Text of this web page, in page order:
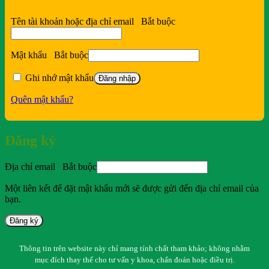
Tên tài khoản hoặc địa chỉ email Bắt buộc
Mật khẩu Bắt buộc
Ghi nhớ mật khẩu Đăng nhập
Quên mật khẩu?
Đăng ký
Địa chỉ email Bắt buộc
Một liên kết để đặt mật khẩu mới sẽ được gửi đến địa chỉ email của
bạn.
Đăng ký
Thông tin trên website này chỉ mang tính chất tham khảo; không nhằm
mục đích thay thế cho tư vấn y khoa, chẩn đoán hoặc điều trị.